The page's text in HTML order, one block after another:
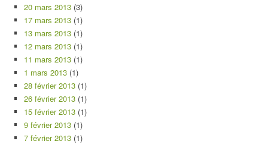
20 mars 2013 (3)
17 mars 2013 (1)
13 mars 2013 (1)
12 mars 2013 (1)
11 mars 2013 (1)
1 mars 2013 (1)
28 février 2013 (1)
26 février 2013 (1)
15 février 2013 (1)
9 février 2013 (1)
7 février 2013 (1)